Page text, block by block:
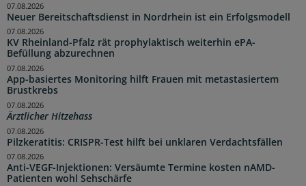
Neuer Bereitschaftsdienst in Nordrhein ist ein Erfolgsmodell
07.08.2026
KV Rheinland-Pfalz rät prophylaktisch weiterhin ePA-
Befüllung abzurechnen
07.08.2026
App-basiertes Monitoring hilft Frauen mit metastasiertem
Brustkrebs
07.08.2026
Ärztlicher Hitzehass
07.08.2026
Pilzkeratitis: CRISPR-Test hilft bei unklaren Verdachtsfällen
07.08.2026
Anti-VEGF-Injektionen: Versäumte Termine kosten nAMD-
Patienten wohl Sehschärfe
07.08.2026